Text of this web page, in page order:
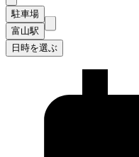
駐車場
富山駅
日時を選ぶ